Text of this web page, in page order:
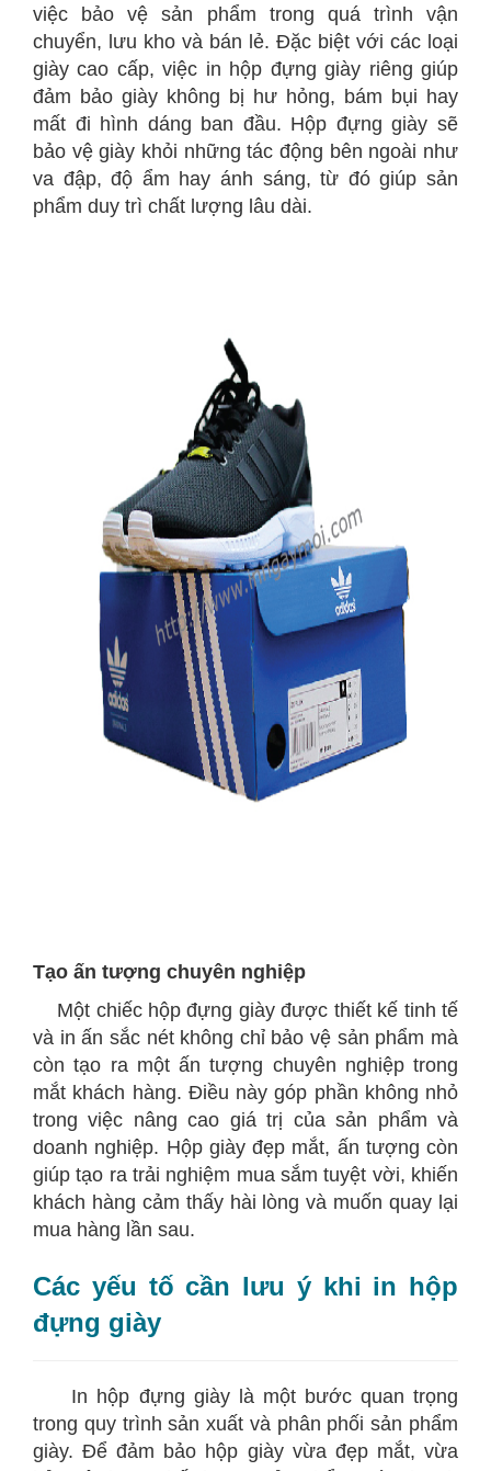
việc bảo vệ sản phẩm trong quá trình vận
chuyển, lưu kho và bán lẻ. Đặc biệt với các loại
giày cao cấp, việc in hộp đựng giày riêng giúp
đảm bảo giày không bị hư hỏng, bám bụi hay
mất đi hình dáng ban đầu. Hộp đựng giày sẽ
bảo vệ giày khỏi những tác động bên ngoài như
va đập, độ ẩm hay ánh sáng, từ đó giúp sản
phẩm duy trì chất lượng lâu dài.
Tạo ấn tượng chuyên nghiệp
Một chiếc hộp đựng giày được thiết kế tinh tế
và in ấn sắc nét không chỉ bảo vệ sản phẩm mà
còn tạo ra một ấn tượng chuyên nghiệp trong
mắt khách hàng. Điều này góp phần không nhỏ
trong việc nâng cao giá trị của sản phẩm và
doanh nghiệp. Hộp giày đẹp mắt, ấn tượng còn
giúp tạo ra trải nghiệm mua sắm tuyệt vời, khiến
khách hàng cảm thấy hài lòng và muốn quay lại
mua hàng lần sau.
Các yếu tố cần lưu ý khi in hộp
đựng giày
In hộp đựng giày là một bước quan trọng
trong quy trình sản xuất và phân phối sản phẩm
giày. Để đảm bảo hộp giày vừa đẹp mắt, vừa